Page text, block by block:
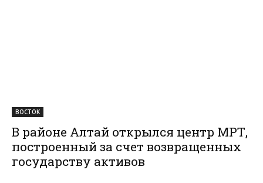
ВОСТОК
В районе Алтай открылся центр МРТ,
построенный за счет возвращенных
государству активов